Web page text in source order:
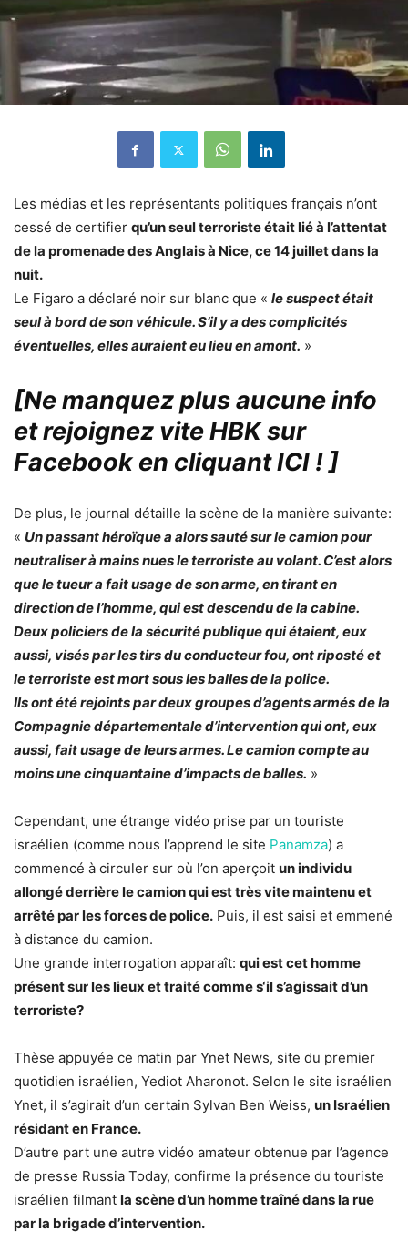
Les médias et les représentants politiques français n’ont
cessé de certifier qu’un seul terroriste était lié à l’attentat
de la promenade des Anglais à Nice, ce 14 juillet dans la
nuit.
Le Figaro a déclaré noir sur blanc que « le suspect était
seul à bord de son véhicule. S’il y a des complicités
éventuelles, elles auraient eu lieu en amont. »
[Ne manquez plus aucune info
et rejoignez vite HBK sur
Facebook en cliquant ICI !]
De plus, le journal détaille la scène de la manière suivante:
« Un passant héroïque a alors sauté sur le camion pour
neutraliser à mains nues le terroriste au volant. C’est alors
que le tueur a fait usage de son arme, en tirant en
direction de l’homme, qui est descendu de la cabine.
Deux policiers de la sécurité publique qui étaient, eux
aussi, visés par les tirs du conducteur fou, ont riposté et
le terroriste est mort sous les balles de la police.
Ils ont été rejoints par deux groupes d’agents armés de la
Compagnie départementale d’intervention qui ont, eux
aussi, fait usage de leurs armes. Le camion compte au
moins une cinquantaine d’impacts de balles. »
Cependant, une étrange vidéo prise par un touriste
israélien (comme nous l’apprend le site Panamza) a
commencé à circuler sur où l’on aperçoit un individu
allongé derrière le camion qui est très vite maintenu et
arrêté par les forces de police. Puis, il est saisi et emmené
à distance du camion.
Une grande interrogation apparaît: qui est cet homme
présent sur les lieux et traité comme s‘il s’agissait d’un
terroriste?
Thèse appuyée ce matin par Ynet News, site du premier
quotidien israélien, Yediot Aharonot. Selon le site israélien
Ynet, il s’agirait d’un certain Sylvan Ben Weiss, un Israélien
résidant en France.
D’autre part une autre vidéo amateur obtenue par l’agence
de presse Russia Today, confirme la présence du touriste
israélien filmant la scène d’un homme traîné dans la rue
par la brigade d’intervention.